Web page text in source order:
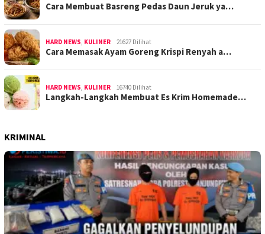
Cara Membuat Basreng Pedas Daun Jeruk ya…
HARD NEWS, KULINER 21627 Dilihat
Cara Memasak Ayam Goreng Krispi Renyah a…
HARD NEWS, KULINER 16740 Dilihat
Langkah-Langkah Membuat Es Krim Homemade…
KRIMINAL